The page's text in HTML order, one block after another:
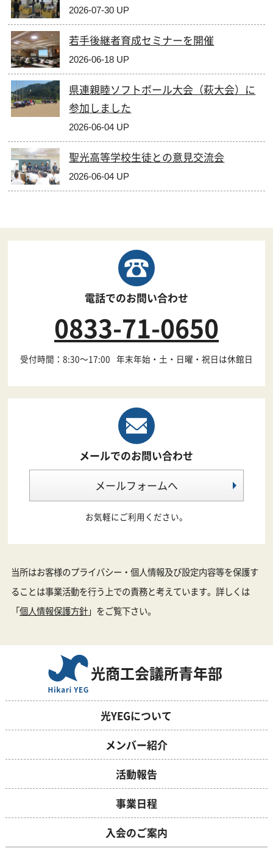
2026-07-30 UP
若手後継者育成セミナーを開催
2026-06-18 UP
県連親睦ソフトボール大会（萩大会）に
参加しました
2026-06-04 UP
聖光高等学校生徒との意見交流会
2026-06-04 UP
電話でのお問い合わせ
0833-71-0650
受付時間：8:30～17:00 年末年始・土・日曜・祝日は休館日
メールでのお問い合わせ
メールフォームへ
お気軽にご利用ください。
当所はお客様のプライバシー・個人情報及び設定内容等を保護す
ることは事業活動を行う上での責務と考えています。詳しくは
「個人情報保護方針」をご覧下さい。
光商工会議所青年部
光YEGについて
メンバー紹介
活動報告
事業日程
入会のご案内